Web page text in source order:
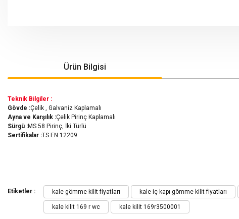
Ürün Bilgisi
Teknik Bilgiler :
Gövde :Çelik , Galvaniz Kaplamalı
Ayna ve Karşılık :Çelik Pirinç Kaplamalı
Sürgü :MS 58 Pirinç, İki Türlü
Sertifikalar :TS EN 12209
Görüş ve önerileriniz için teşekkür ederiz.
Ürün resmi kalitesiz, bozuk veya görüntülenemiyor.
Etiketler : kale gömme kilit fiyatları kale iç kapı gömme kilit fiyatları
kale kilit 169 r wc kale kilit 169r3500001